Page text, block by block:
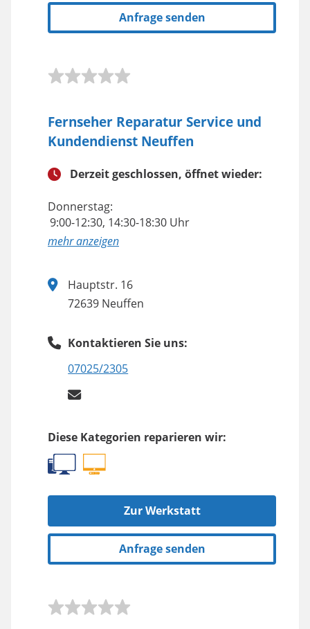
Anfrage senden
Fernseher Reparatur Service und
Kundendienst Neuffen
Derzeit geschlossen, öffnet wieder:
Donnerstag:
9:00-12:30, 14:30-18:30 Uhr
anzeigen
Hauptstr. 16
72639 Neuffen
Kontaktieren Sie uns:
07025/2305
Diese Kategorien reparieren wir:
Zur Werkstatt
Anfrage senden